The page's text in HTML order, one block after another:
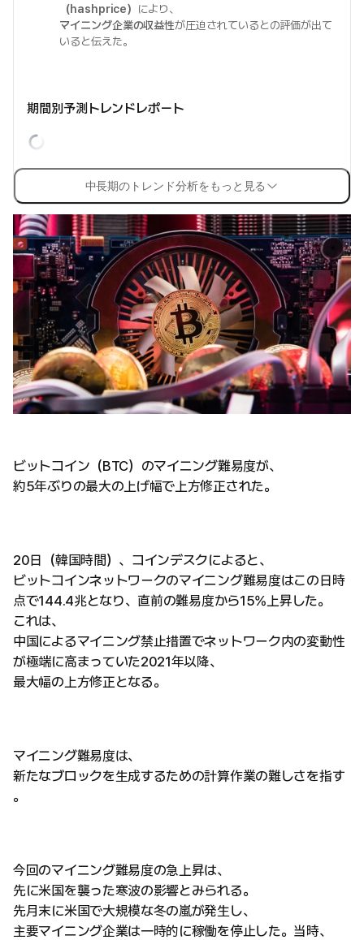
（hashprice）
により、
マイニング企業の収益性が圧迫されているとの評価が出て
いると伝えた。
期間別予測トレンドレポート
中長期のトレンド分析をもっと見る
ビットコイン（BTC）のマイニング難易度が、
約5年ぶりの最大の上げ幅で上方修正された。
20日（韓国時間）、コインデスクによると、
ビットコインネットワークのマイニング難易度はこの日時
点で144.4兆となり、直前の難易度から15%上昇した。
これは、
中国によるマイニング禁止措置でネットワーク内の変動性
が極端に高まっていた2021年以降、
最大幅の上方修正となる。
マイニング難易度は、
新たなブロックを生成するための計算作業の難しさを指す
。
今回のマイニング難易度の急上昇は、
先に米国を襲った寒波の影響とみられる。
先月末に米国で大規模な冬の嵐が発生し、
主要マイニング企業は一時的に稼働を停止した。当時、